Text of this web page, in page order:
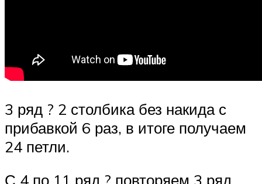
3 ряд ? 2 столбика без накида с
прибавкой 6 раз, в итоге получаем
24 петли.
С 4 по 11 ряд ? повторяем 3 ряд